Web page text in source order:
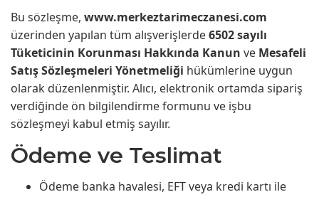
Bu sözleşme, www.merkeztarimeczanesi.com
üzerinden yapılan tüm alışverişlerde6502 sayılı
Tüketicinin Korunması Hakkında Kanun ve Mesafeli
Satış Sözleşmeleri Yönetmeliği hükümlerine uygun
olarak düzenlenmiştir. Alıcı, elektronik ortamda sipariş
verdiğinde ön bilgilendirme formunu ve işbu
sözleşmeyi kabul etmiş sayılır.
Ödeme ve Teslimat
Ödeme banka havalesi, EFT veya kredi kartı ile